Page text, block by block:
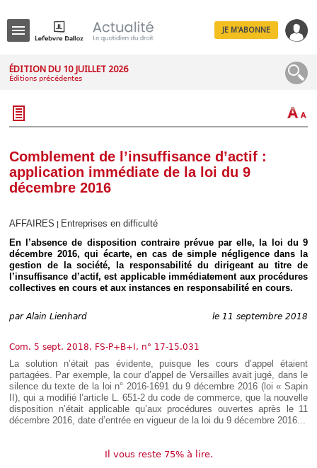
IT
JE M'ABONNE
ÉDITION DU 10 JUILLET 2026
Éditions précédentes
Comblement de l’insuffisance d’actif :
application immédiate de la loi du 9
décembre 2016
AFFAIRES
Entreprises en difficulté
En l’absence de disposition contraire prévue par elle, la loi du 9
décembre 2016, qui écarte, en cas de simple négligence dans la
gestion de la société, la responsabilité du dirigeant au titre de
l’insuffisance d’actif, est applicable immédiatement aux procédures
collectives en cours et aux instances en responsabilité en cours.
par Alain Lienhard le 11 septembre 2018
Com. 5 sept. 2018, FS-P+B+I, n° 17-15.031
La solution n’était pas évidente, puisque les cours d’appel étaient
partagées. Par exemple, la cour d’appel de Versailles avait jugé, dans le
silence du texte de la loi n° 2016-1691 du 9 décembre 2016 (loi « Sapin
II), qui a modifié l’article L. 651-2 du code de commerce, que la nouvelle
disposition n’était applicable qu’aux procédures ouvertes après le 11
décembre 2016, date d’entrée en vigueur de la loi du 9 décembre 2016...
Il vous reste 75% à lire.